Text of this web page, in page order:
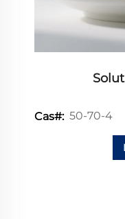
Cas#: 50-70-4